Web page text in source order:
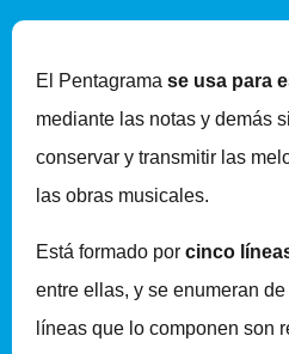
El Pentagrama se usa para
mediante las notas y demás
conservar y transmitir las
las obras musicales.
Está formado por cinco
entre ellas, y se enumeran
líneas que lo componen son